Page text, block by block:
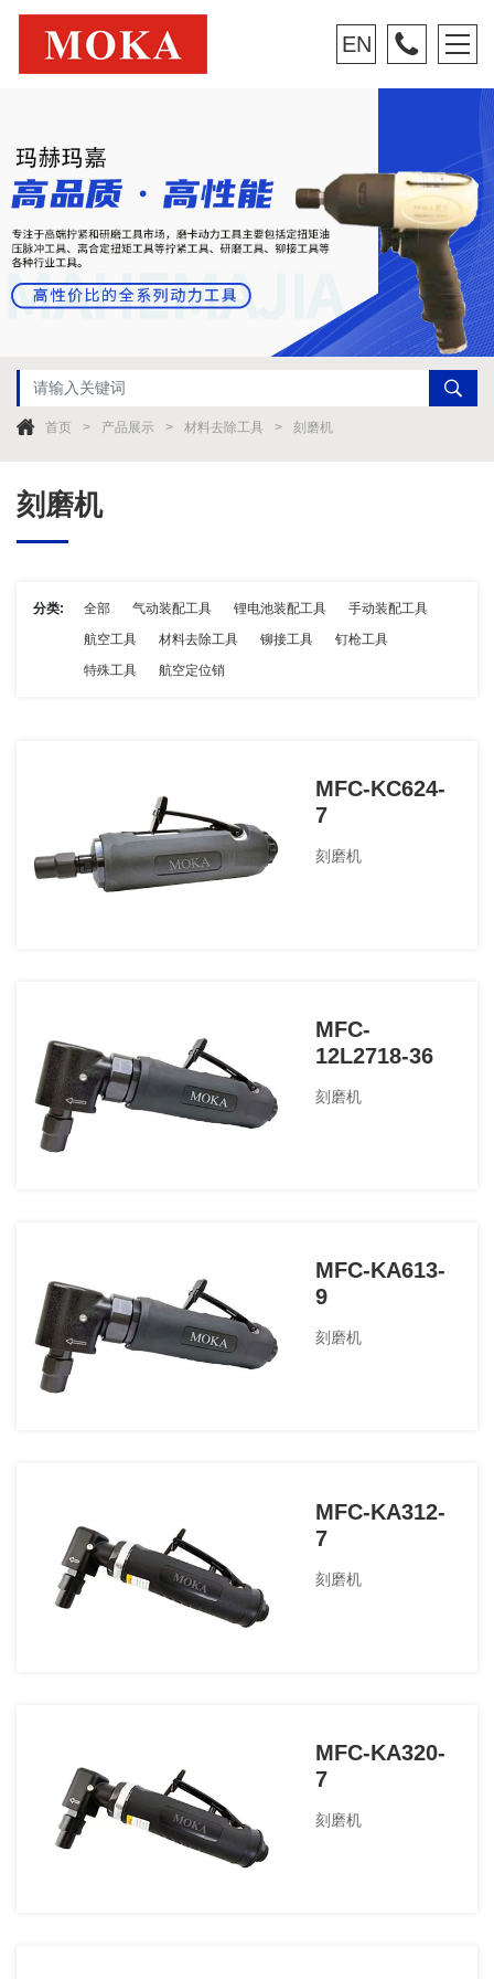
EN
首页 产品展示 材料去除工具 刻磨机
刻磨机
分类: 全部 气动装配工具 锂电池装配工具
手动装配工具
航空工具
材料去除工具 铆接工具
钉枪工具
特殊工具
航空定位销
MFC-KC624-
7
刻磨机
MFC-
12L2718-36
刻磨机
MFC-KA613-
9
刻磨机
MFC-KA312-
7
刻磨机
MFC-KA320-
7
刻磨机